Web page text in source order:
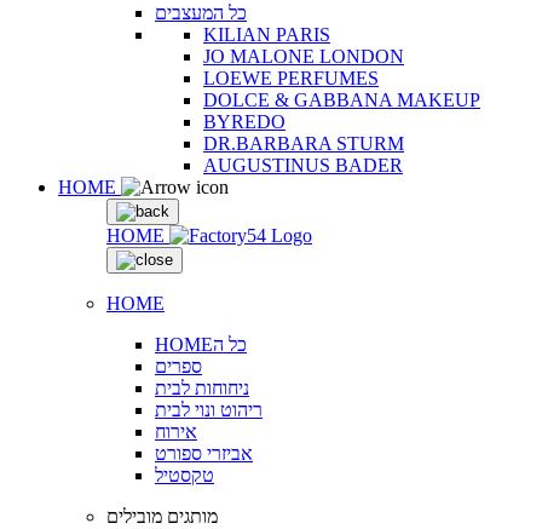
כל המעצבים
KILIAN PARIS
JO MALONE LONDON
LOEWE PERFUMES
DOLCE & GABBANA MAKEUP
BYREDO
DR.BARBARA STURM
AUGUSTINUS BADER
HOME
HOME
HOME
HOMEכל ה
ספרים
ניחוחות לבית
ריהוט ונוי לבית
אירוח
אביזרי ספורט
טקסטיל
מותגים מובילים